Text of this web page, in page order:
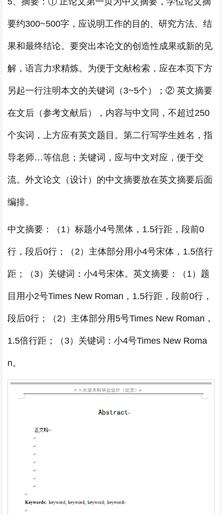
要约300~500字，应说明工作的目的、研究方法、结
果和最终结论。要突出本论文的创造性成果或新的见
解，语言力求精炼。为便于文献检索，应在本页下方
另起一行注明本文的关键词（3~5个）；② 英文摘要
在文后（参考文献后），内容与中文同，不超过250
个实词，上方应有英文题目。第二行写学生姓名，指
导老师…等信息；关键词，应与中文对应，便于交
流。外文论文（设计）的中文摘要放在英文摘要后面
编排。
中文摘要：（1）标题小4号黑体，1.5行距，段前0
行，段后0行；（2）主体部分用小4号宋体，1.5倍行
距；（3）关键词：小4号宋体。英文摘要：（1）题
目用小2号Times New Roman，1.5行距，段前0行，
段后0行；（2）主体部分用5号Times New Roman，
1.5倍行距；（3）关键词：小4号Times New Roma
n。